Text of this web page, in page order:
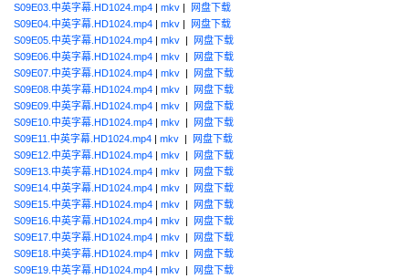
S09E03.中英字幕.HD1024.mp4 | mkv | 网盘下载
S09E04.中英字幕.HD1024.mp4 | mkv | 网盘下载
S09E05.中英字幕.HD1024.mp4 | mkv | 网盘下载
S09E06.中英字幕.HD1024.mp4 | mkv | 网盘下载
S09E07.中英字幕.HD1024.mp4 | mkv | 网盘下载
S09E08.中英字幕.HD1024.mp4 | mkv | 网盘下载
S09E09.中英字幕.HD1024.mp4 | mkv | 网盘下载
S09E10.中英字幕.HD1024.mp4 | mkv | 网盘下载
S09E11.中英字幕.HD1024.mp4 | mkv | 网盘下载
S09E12.中英字幕.HD1024.mp4 | mkv | 网盘下载
S09E13.中英字幕.HD1024.mp4 | mkv | 网盘下载
S09E14.中英字幕.HD1024.mp4 | mkv | 网盘下载
S09E15.中英字幕.HD1024.mp4 | mkv | 网盘下载
S09E16.中英字幕.HD1024.mp4 | mkv | 网盘下载
S09E17.中英字幕.HD1024.mp4 | mkv | 网盘下载
S09E18.中英字幕.HD1024.mp4 | mkv | 网盘下载
S09E19.中英字幕.HD1024.mp4 | mkv | 网盘下载